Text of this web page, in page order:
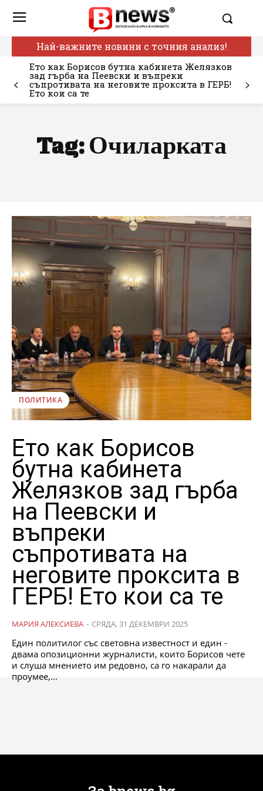
Най-важните новини с точния анализ!
Ето как Борисов бутна кабинета Желязков
зад гърба на Пеевски и въпреки
съпротивата на неговите проксита в ГЕРБ!
Ето кои са те
Tag: Очиларката
ПОЛИТИКА
Ето как Борисов
бутна кабинета
Желязков зад гърба
на Пеевски и
въпреки
съпротивата на
неговите проксита в
ГЕРБ! Ето кои са те
МАРИЯ АЛЕКСИЕВА - СРЯДА, 31 ДЕКЕМВРИ 2025
Един политилог със световна известност и един -
двама опозиционни журналисти, които Борисов чете
и слуша мнението им редовно, са го накарали да
проумее,...